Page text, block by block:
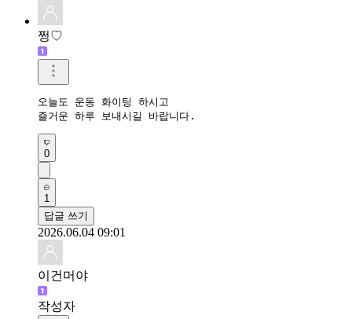
쩡♡
오늘도 운동 화이팅 하시고
즐거운 하루 보내시길 바랍니다.
0
1
답글 쓰기
2026.06.04 09:01
이건머야
작성자